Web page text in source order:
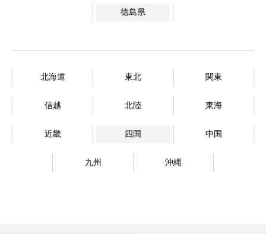
徳島県
北海道 東北 関東
信越 北陸 東海
近畿 四国 中国
九州 沖縄